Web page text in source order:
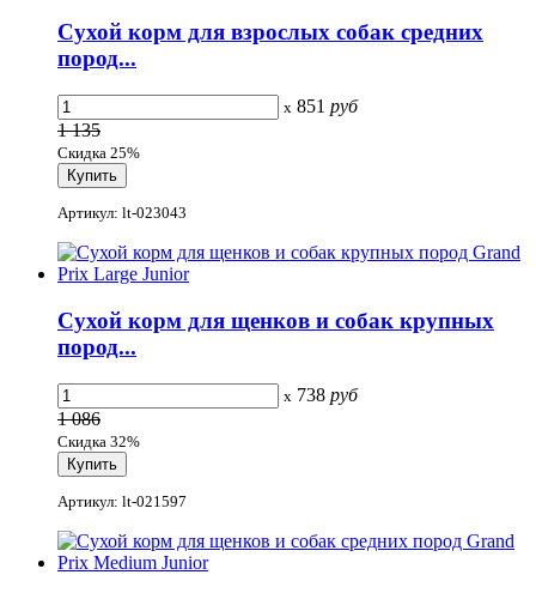
Сухой корм для взрослых собак средних
пород...
x 851 руб
1 135
Скидка 25%
Артикул: lt-023043
Сухой корм для щенков и собак крупных
пород...
x 738 руб
1 086
Скидка 32%
Артикул: lt-021597